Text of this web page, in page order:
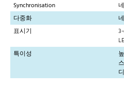
Synchronisation
네
다중화
네
표시기
특이성